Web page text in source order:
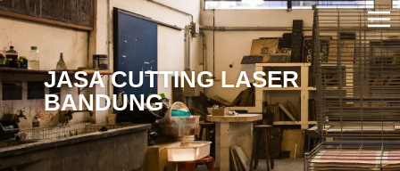
JASA CUTTING LASER
BANDUNG